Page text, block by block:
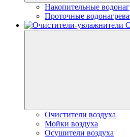
Накопительные
Проточные
Очистители воздуха
Мойки воздуха
Осушители воздуха